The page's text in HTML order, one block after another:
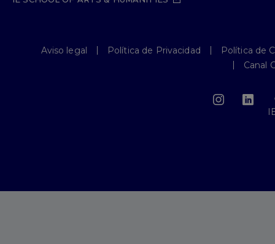
Aviso legal Política de Privacidad
Política de
Canal